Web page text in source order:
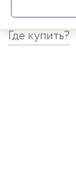
- Дышащий.
сохнет и не
- Молния с трех
Где купить?